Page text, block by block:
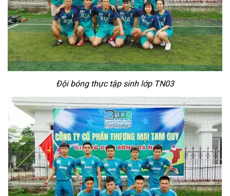
Đội bóng thực tập sinh lớp TN03